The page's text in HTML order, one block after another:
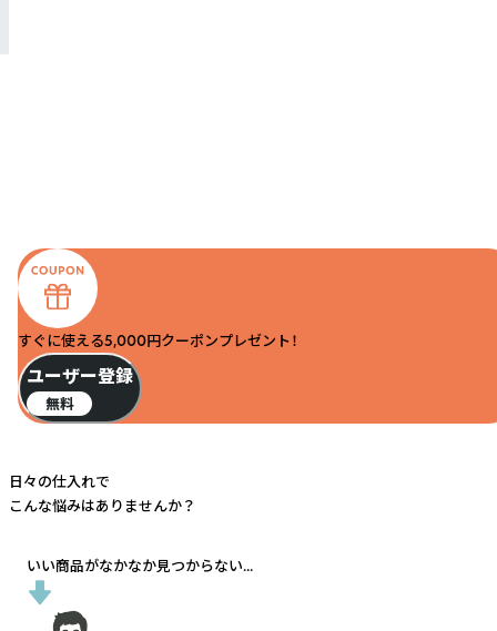
すぐに使える5,000円クーポンプレゼント！
ユーザー登録
無料
日々の仕入れで
こんな悩みはありませんか？
いい商品がなかなか見つからない...